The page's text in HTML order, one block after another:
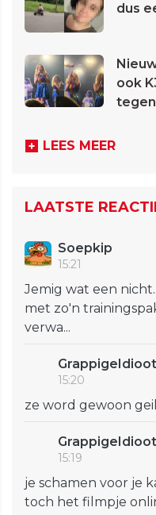
dus
ook
LEES MEER
LAATSTE
Soepkip
15:21
Jemig wat een
met zo'n
verwa...
GrappigeIdioot
15:20
ze word gewoon
GrappigeIdioot
15:19
je schamen voor je
toch het filmpje